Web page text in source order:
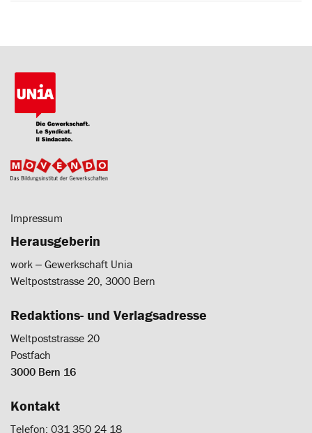
Impressum
Herausgeberin
work ‒ Gewerkschaft Unia
Weltpoststrasse 20, 3000 Bern
Redaktions- und Verlagsadresse
Weltpoststrasse 20
Postfach
3000 Bern 16
Kontakt
Telefon: 031 350 24 18